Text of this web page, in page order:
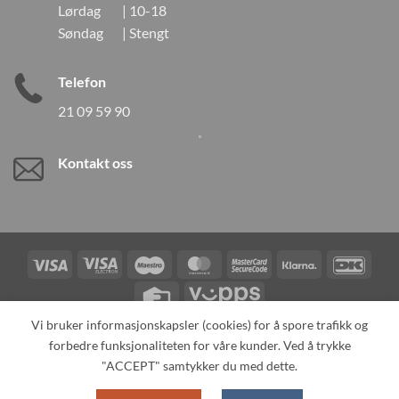
Lørdag | 10-18
Søndag | Stengt
Telefon
21 09 59 90
Kontakt oss
Visa
Visa
Maestro MasterCardMasterCardKlarna
Credit
Vipps
TILBAKEKALLINGER KONTAKT OSS
OM OSS
SPESIALBESTILLING
MIN KONTO ALL PRODUCTS
Copyright 2026 ©Neo Tokyo by Neo Tokyo Norway AS -With Love
Vi bruker informasjonskapsler (cookies) for å spore trafikk og
forbedre funksjonaliteten for våre kunder. Ved å trykke
"ACCEPT" samtykker du med dette.